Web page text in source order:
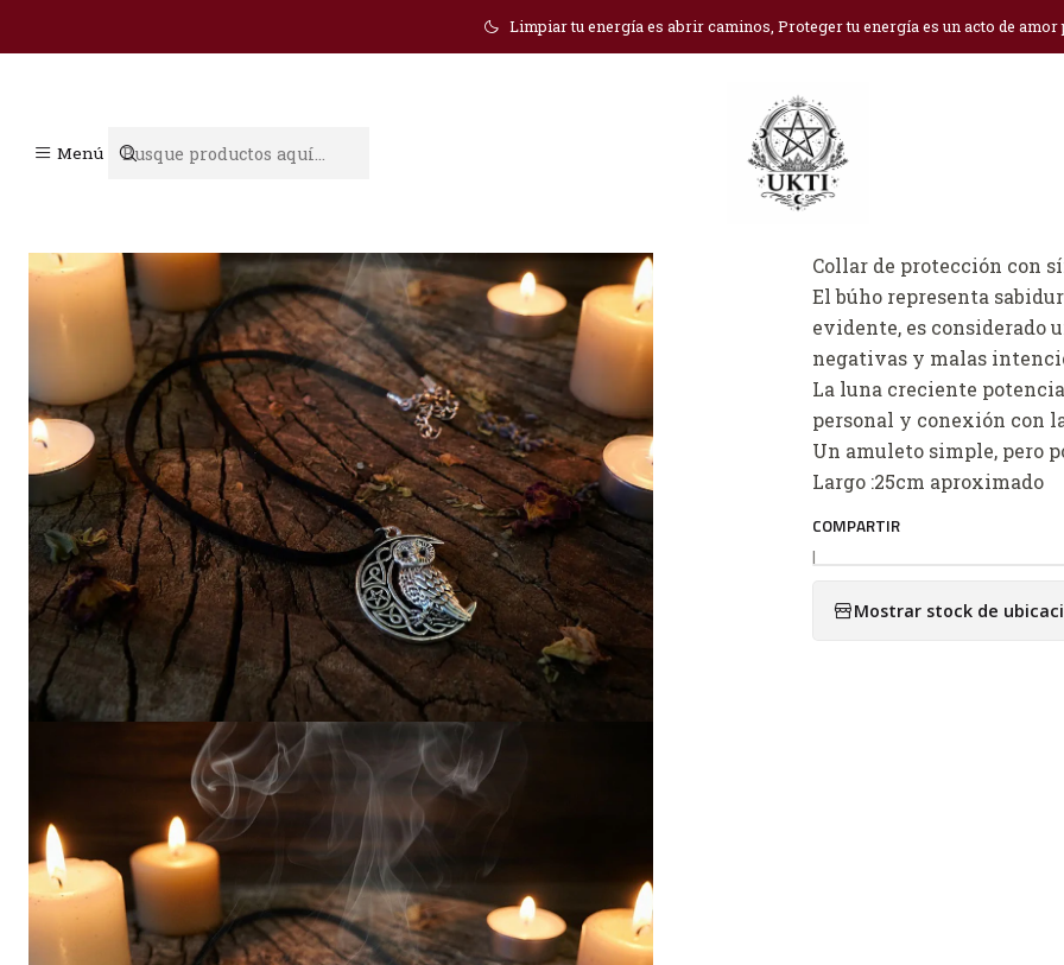
Menú
Limpiar tu energía es abrir caminos, Proteger tu energía es un acto de
Inicio Joyas y Péndulos Collar búho - intuición y sabiduría
Collar búho -
Cantidad
Collar de protección con
El búho representa
evidente, es considerado
negativas y malas
La luna creciente
personal y conexión con
Un amuleto simple, pero
Largo :25cm aproximado
COMPARTIR
|
Mostrar stock de